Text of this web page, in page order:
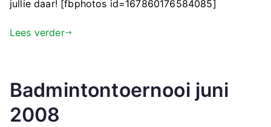
jullie daar! [fbphotos id=167860176584085]
Lees verder
Badmintontoernooi juni
2008